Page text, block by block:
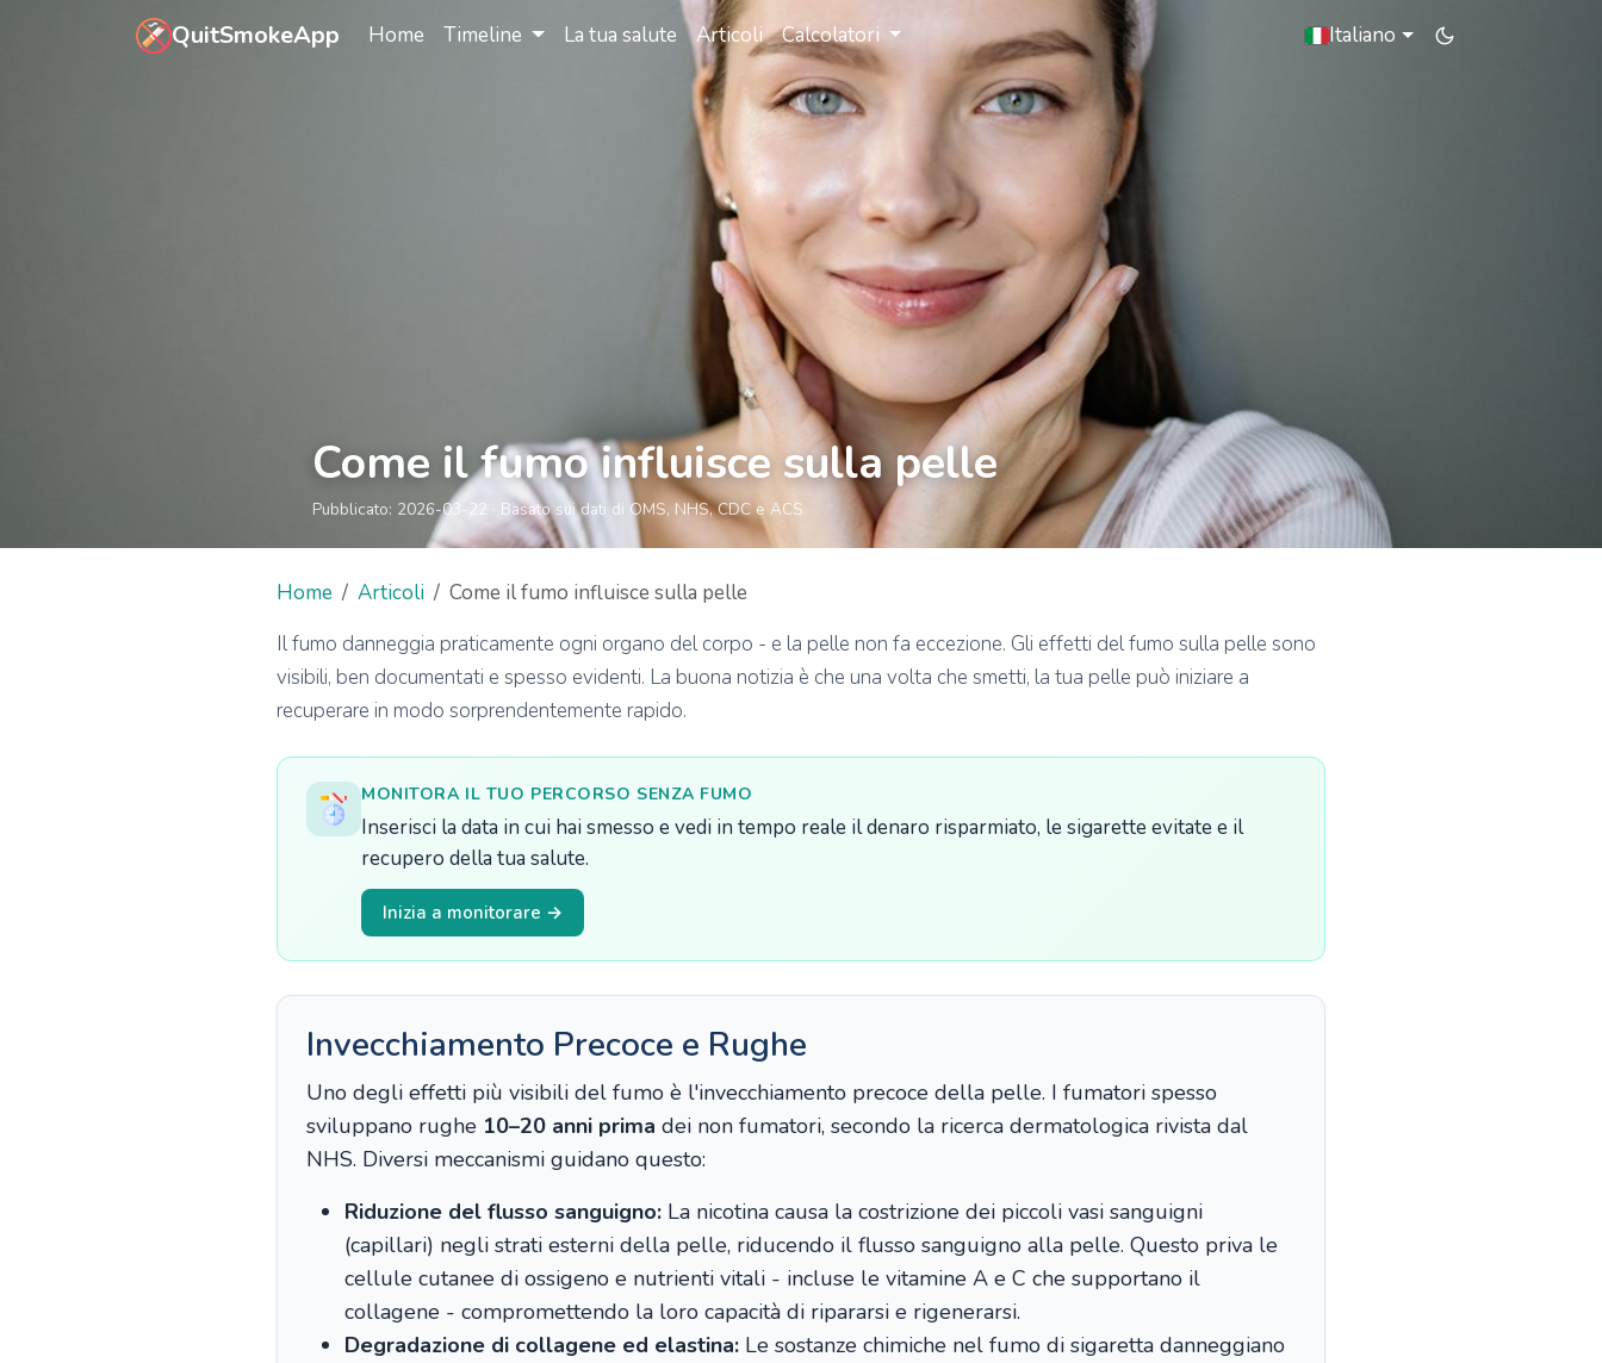
Vai al contenuto principale
QuitSmokeApp Home Timeline La tua salute Articoli Calcolatori Italiano
Come il fumo influisce sulla pelle
Pubblicato: 2026-03-22 · Basato sui dati di OMS, NHS, CDC e ACS
Home Articoli
Come il fumo influisce sulla pelle
Il fumo danneggia praticamente ogni organo del corpo - e la pelle non fa eccezione. Gli effetti del fumo sulla pelle sono
visibili, ben documentati e spesso evidenti. La buona notizia è che una volta che smetti, la tua pelle può iniziare a
recuperare in modo sorprendentemente rapido.
MONITORA IL TUO PERCORSO SENZA FUMO
Inserisci la data in cui hai smesso e vedi in tempo reale il denaro risparmiato, le sigarette evitate e il
recupero della tua salute.
Inizia a monitorare →
Invecchiamento Precoce e Rughe
Uno degli effetti più visibili del fumo è l'invecchiamento precoce della pelle. I fumatori spesso
sviluppano rughe 10–20 anni prima dei non fumatori, secondo la ricerca dermatologica rivista dal
NHS. Diversi meccanismi guidano questo:
Riduzione del flusso sanguigno: La nicotina causa la costrizione dei piccoli vasi sanguigni
(capillari) negli strati esterni della pelle, riducendo il flusso sanguigno alla pelle. Questo priva le
cellule cutanee di ossigeno e nutrienti vitali - incluse le vitamine A e C che supportano il
collagene - compromettendo la loro capacità di ripararsi e rigenerarsi.
Degradazione di collagene ed elastina: Le sostanze chimiche nel fumo di sigaretta danneggiano